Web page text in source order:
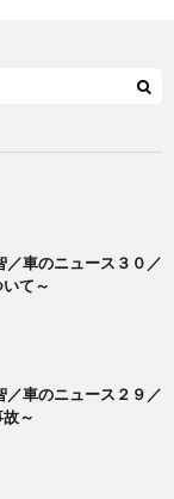
／車のニュース３０／
て～
／車のニュース２９／
～